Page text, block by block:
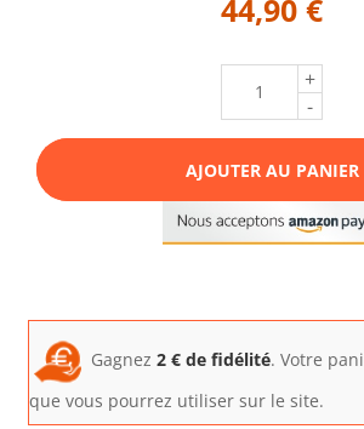
44,90 €
+
-
AJOUTER AU PANIER
Gagnez 2 € de fidélité. Votre
que vous pourrez utiliser sur le site.